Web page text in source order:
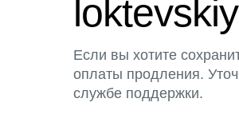
Если вы хотите
оплаты продления.
службе поддержки.